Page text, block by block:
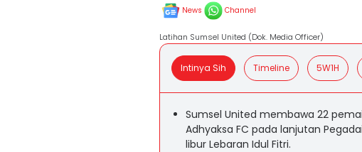
News Channel
Latihan Sumsel United (Dok. Media Officer)
Intinya Sih Timeline 5W1H
Sumsel United membawa 22
Adhyaksa FC pada lanjutan
libur Lebaran Idul Fitri.